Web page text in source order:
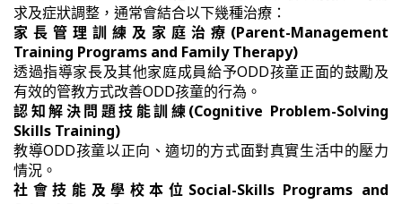
求及症狀調整，通常會結合以下幾種治療：
家長管理訓練及家庭治療(Parent-Management
Training Programs and Family Therapy)
透過指導家長及其他家庭成員給予ODD孩童正面的鼓勵及
有效的管教方式改善ODD孩童的行為。
認知解決問題技能訓練(Cognitive Problem-Solving
Skills Training)
教導ODD孩童以正向、適切的方式面對真實生活中的壓力
情況。
社會技能及學校本位Social-Skills Programs and